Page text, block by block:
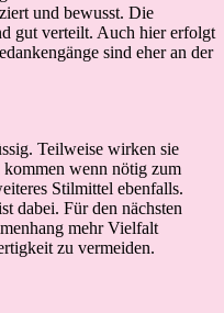
und bewusst. Die
gut verteilt. Auch hier erfolgt
sind eher an der
Teilweise wirken sie
wenn nötig zum
Stilmittel ebenfalls.
dabei. Für den nächsten
mehr Vielfalt
zu vermeiden.